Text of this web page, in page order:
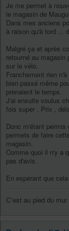
Je me permet à
le magasin de
Dans mes anciens
à raison qu'à tord ...
Malgré ça et après
retourné au
sur le vélo.
Franchement rien
bien passé même
prenaient le temps.
J'ai ensuite voulus
fois super , Prix ,
Donc m'étant
permets de faire
magasin.
Comme quoi il n'y a
pas d'avis.
En espérant que
C'est au pied du